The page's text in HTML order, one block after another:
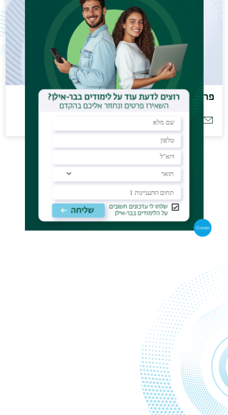
פרופ' אורלי בנימין
orly.benjamin@biu.ac.il